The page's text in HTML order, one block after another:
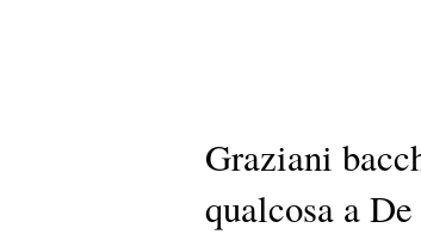
Graziani
qualcosa a